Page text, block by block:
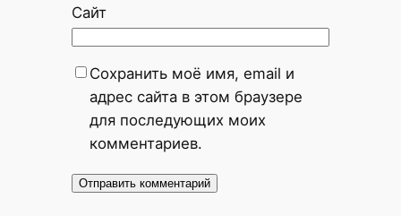
Сайт
Сохранить моё имя, email и
адрес сайта в этом браузере
для последующих моих
комментариев.